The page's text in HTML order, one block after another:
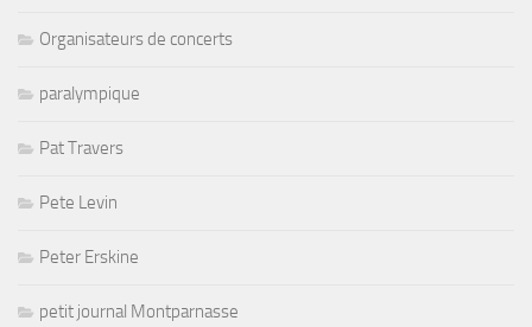
Organisateurs de concerts
paralympique
Pat Travers
Pete Levin
Peter Erskine
petit journal Montparnasse